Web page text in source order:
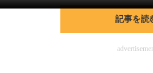
注目記事を集めた総合ページ
記事を読